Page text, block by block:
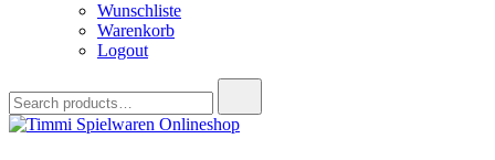
Wunschliste
Warenkorb
Logout
for: